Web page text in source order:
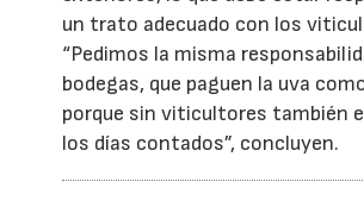
un trato adecuado con los
“Pedimos la misma
bodegas, que paguen la uva
porque sin viticultores también
los días contados”, concluyen.